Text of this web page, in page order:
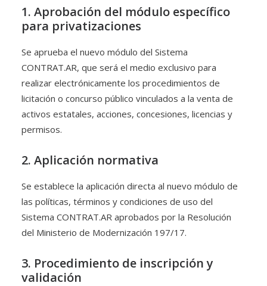
1. Aprobación del módulo específico
para privatizaciones
Se aprueba el nuevo módulo del Sistema
CONTRAT.AR, que será el medio exclusivo para
realizar electrónicamente los procedimientos de
licitación o concurso público vinculados a la venta de
activos estatales, acciones, concesiones, licencias y
permisos.
2. Aplicación normativa
Se establece la aplicación directa al nuevo módulo de
las políticas, términos y condiciones de uso del
Sistema CONTRAT.AR aprobados por la Resolución
del Ministerio de Modernización 197/17.
3. Procedimiento de inscripción y
validación